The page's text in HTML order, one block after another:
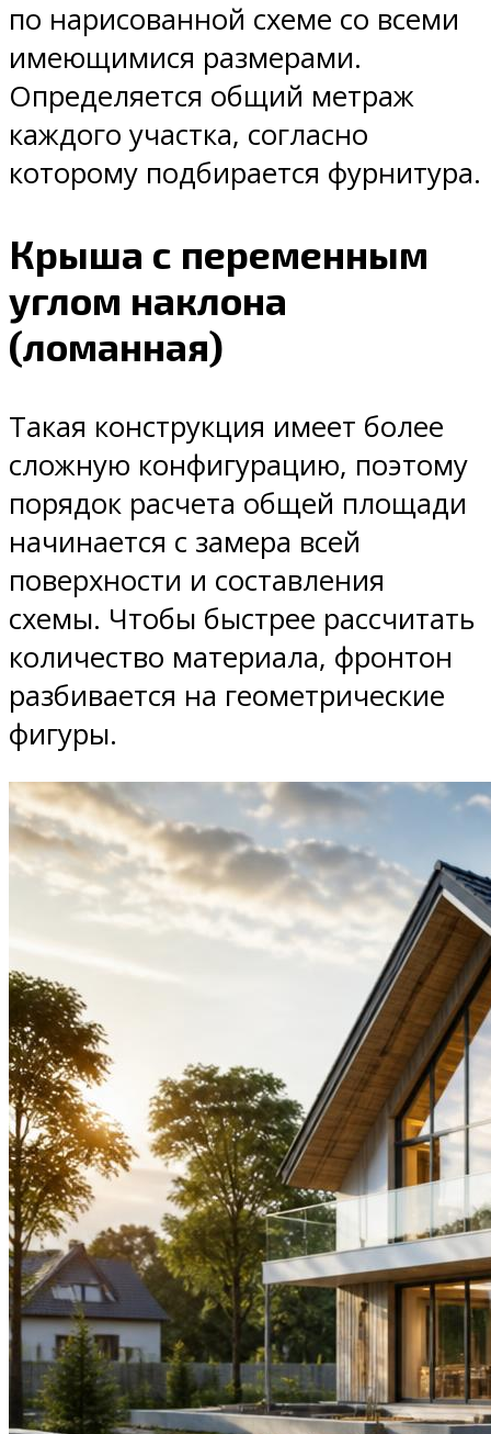
по нарисованной схеме со всеми
имеющимися размерами.
Определяется общий метраж
каждого участка, согласно
которому подбирается фурнитура.
Крыша с переменным
углом наклона
(ломанная)
Такая конструкция имеет более
сложную конфигурацию, поэтому
порядок расчета общей площади
начинается с замера всей
поверхности и составления
схемы. Чтобы быстрее рассчитать
количество материала, фронтон
разбивается на геометрические
фигуры.